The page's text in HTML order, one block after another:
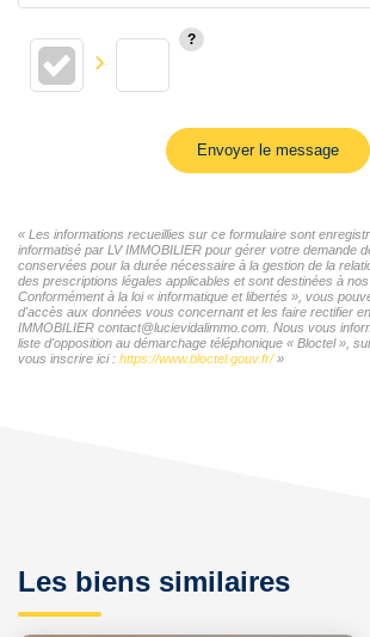
Envoyer le message
« Les informations recueillies sur ce formulaire sont
informatisé par LV IMMOBILIER pour gérer votre demande
conservées pour la durée nécessaire à la gestion de la
des prescriptions légales applicables et sont destinées à
Conformément à la loi « informatique et libertés », vous
d'accès aux données vous concernant et les faire rectifier
IMMOBILIER contact@lucievidalimmo.com. Nous vous
liste d'opposition au démarchage téléphonique « Bloctel »,
vous inscrire ici : https://www.bloctel.gouv.fr/»
Les biens similaires